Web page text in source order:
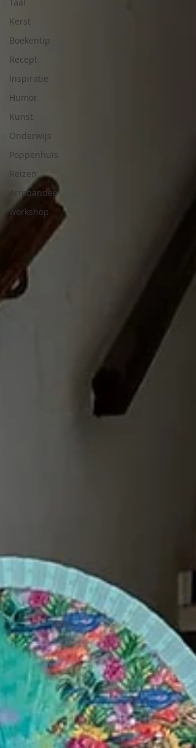
Kerst
Boekentip
Recept
Inspiratie
Humor
Kunst
Onderwijs
Poppenhuis
Reizen
Armbanden
workshop